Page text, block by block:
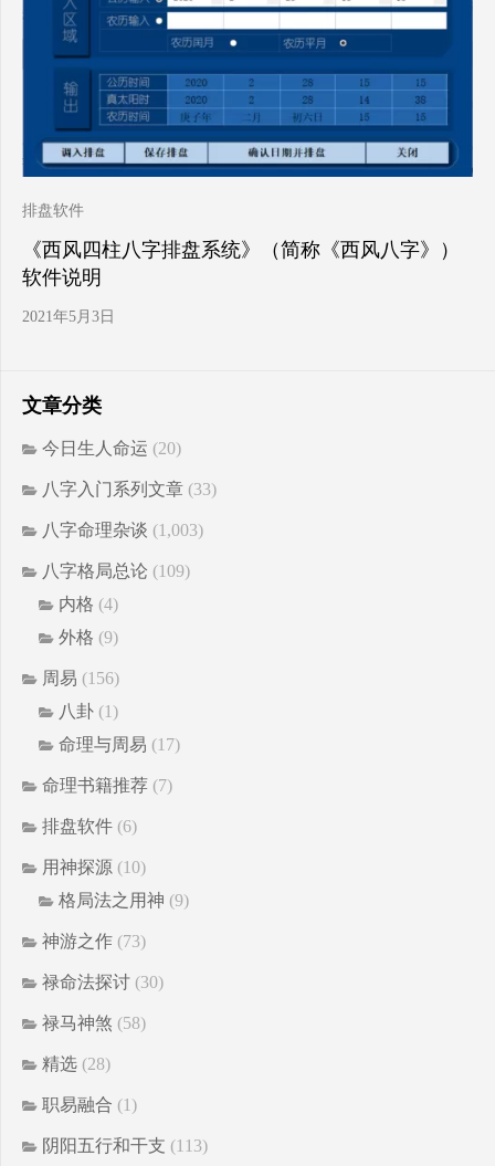
排盘软件
《西风四柱八字排盘系统》（简称《西风八字》）
软件说明
2021年5月3日
文章分类
今日生人命运 (20)
八字入门系列文章 (33)
八字命理杂谈 (1,003)
八字格局总论 (109)
内格 (4)
外格 (9)
周易 (156)
八卦 (1)
命理与周易 (17)
命理书籍推荐 (7)
排盘软件 (6)
用神探源 (10)
格局法之用神 (9)
神游之作 (73)
禄命法探讨 (30)
禄马神煞 (58)
精选 (28)
职易融合 (1)
阴阳五行和干支 (113)